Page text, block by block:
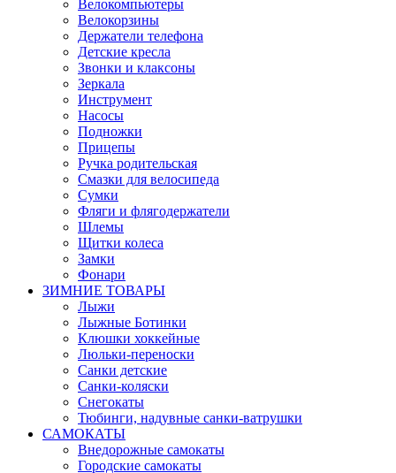
Велокомпьютеры
Велокорзины
Держатели телефона
Детские кресла
Звонки и клаксоны
Зеркала
Инструмент
Насосы
Подножки
Прицепы
Ручка родительская
Смазки для велосипеда
Сумки
Фляги и флягодержатели
Шлемы
Щитки колеса
Замки
Фонари
ЗИМНИЕ ТОВАРЫ
Лыжи
Лыжные Ботинки
Клюшки хоккейные
Люльки-переноски
Санки детские
Санки-коляски
Снегокаты
Тюбинги, надувные санки-ватрушки
САМОКАТЫ
Внедорожные самокаты
Городские самокаты